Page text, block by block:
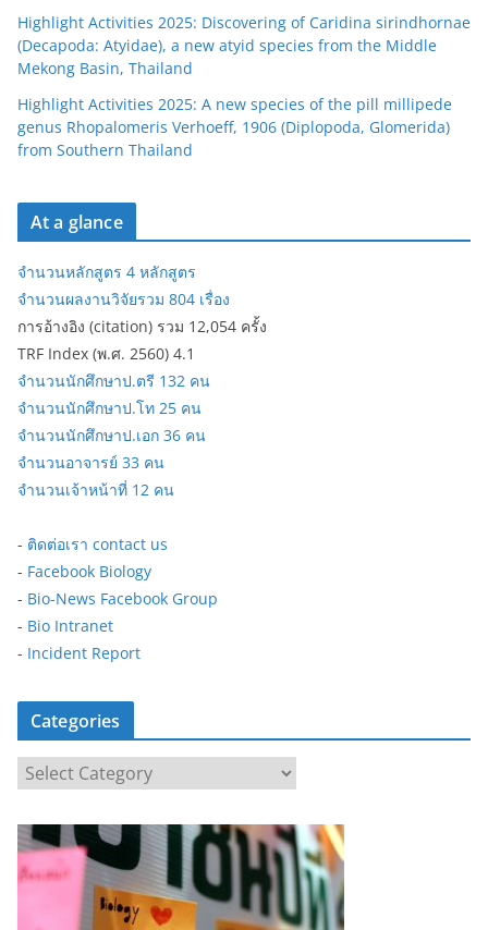
Highlight Activities 2025: Discovering of Caridina sirindhornae
(Decapoda: Atyidae), a new atyid species from the Middle
Mekong Basin, Thailand
Highlight Activities 2025: A new species of the pill millipede
genus Rhopalomeris Verhoeff, 1906 (Diplopoda, Glomerida)
from Southern Thailand
At a glance
จำนวนหลักสูตร 4 หลักสูตร
จำนวนผลงานวิจัยรวม 804 เรื่อง
การอ้างอิง (citation) รวม 12,054 ครั้ง
TRF Index (พ.ศ. 2560) 4.1
จำนวนนักศึกษาป.ตรี 132 คน
จำนวนนักศึกษาป.โท 25 คน
จำนวนนักศึกษาป.เอก 36 คน
จำนวนอาจารย์ 33 คน
จำนวนเจ้าหน้าที่ 12 คน
- ติดต่อเรา contact us
- Facebook Biology
- Bio-News Facebook Group
- Bio Intranet
- Incident Report
Categories
a
t
e
g